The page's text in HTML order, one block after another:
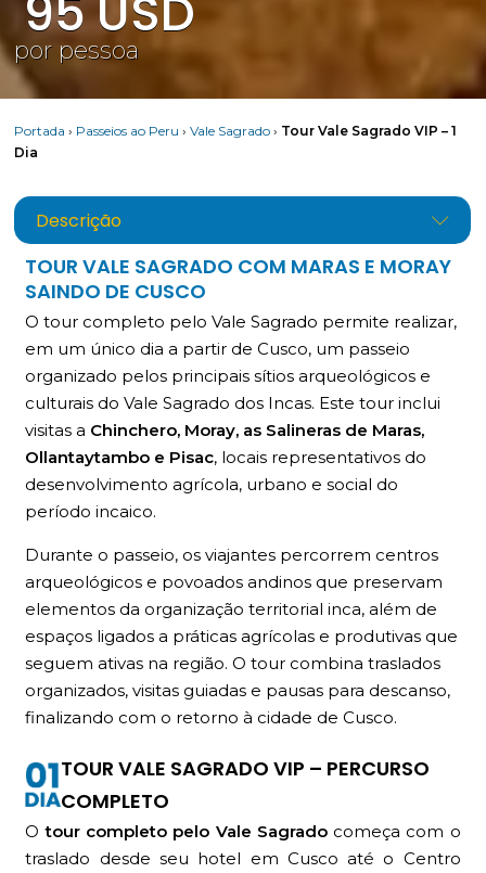
por pessoa
Portada › Passeios ao Peru ›Vale Sagrado › Tour Vale Sagrado VIP – 1
Dia
Descrição
TOUR VALE SAGRADO COM MARAS E MORAY
SAINDO DE CUSCO
O tour completo pelo Vale Sagrado permite realizar,
em um único dia a partir de Cusco, um passeio
organizado pelos principais sítios arqueológicos e
culturais do Vale Sagrado dos Incas. Este tour inclui
visitas a Chinchero, Moray, as Salineras de Maras,
Ollantaytambo e Pisac, locais representativos do
desenvolvimento agrícola, urbano e social do
período incaico.
Durante o passeio, os viajantes percorrem centros
arqueológicos e povoados andinos que preservam
elementos da organização territorial inca, além de
espaços ligados a práticas agrícolas e produtivas que
seguem ativas na região. O tour combina traslados
organizados, visitas guiadas e pausas para descanso,
finalizando com o retorno à cidade de Cusco.
TOUR VALE SAGRADO VIP – PERCURSO
COMPLETO
Otour completo pelo Vale Sagradocomeça com o
traslado desde seu hotel em Cusco até o Centro